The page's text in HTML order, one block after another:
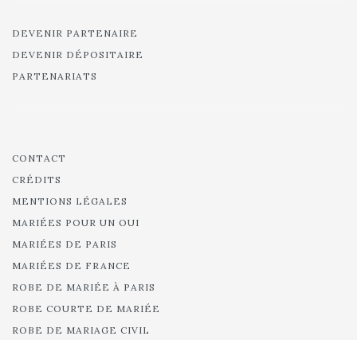
DEVENIR PARTENAIRE
DEVENIR DÉPOSITAIRE
PARTENARIATS
CONTACT
CRÉDITS
MENTIONS LÉGALES
MARIÉES POUR UN OUI
MARIÉES DE PARIS
MARIÉES DE FRANCE
ROBE DE MARIÉE À PARIS
ROBE COURTE DE MARIÉE
ROBE DE MARIAGE CIVIL